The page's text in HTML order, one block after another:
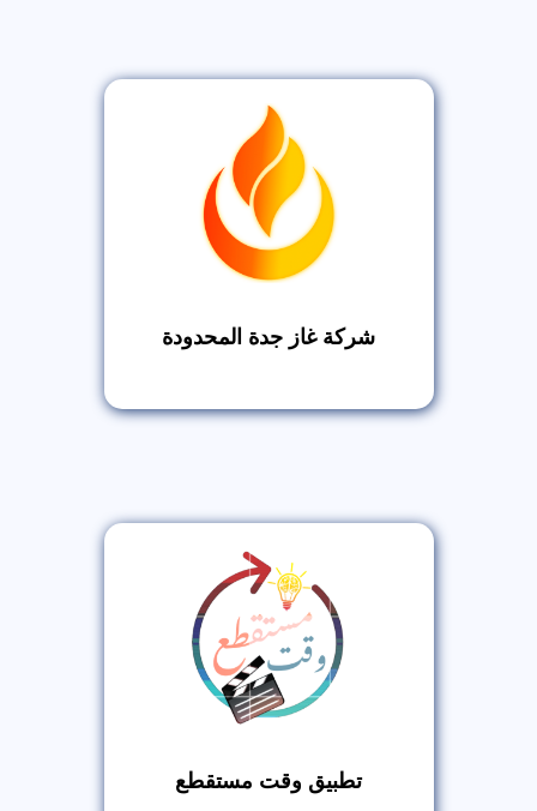
شركة غاز جدة المحدودة
تطبيق وقت مستقطع